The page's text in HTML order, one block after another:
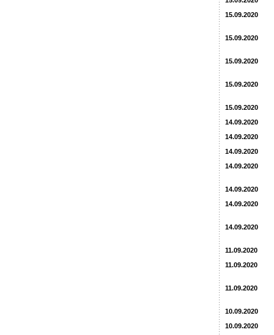
15.09.2020
15.09.2020
15.09.2020
15.09.2020
15.09.2020
14.09.2020
14.09.2020
14.09.2020
14.09.2020
14.09.2020
14.09.2020
14.09.2020
11.09.2020
11.09.2020
11.09.2020
10.09.2020
10.09.2020